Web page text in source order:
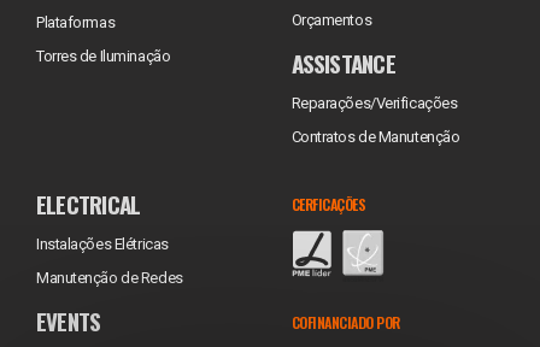
Plataformas
Torres de Iluminação
Orçamentos
ASSISTANCE
Reparações/Verificações
Contratos de Manutenção
ELECTRICAL
Instalações Elétricas
Manutenção de Redes
EVENTS
CERFICAÇÕES
COFINANCIADO POR